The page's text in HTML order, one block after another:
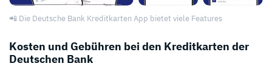
📲 Die Deutsche Bank Kreditkarten App bietet viele Features
Kosten und Gebühren bei den Kreditkarten der
Deutschen Bank